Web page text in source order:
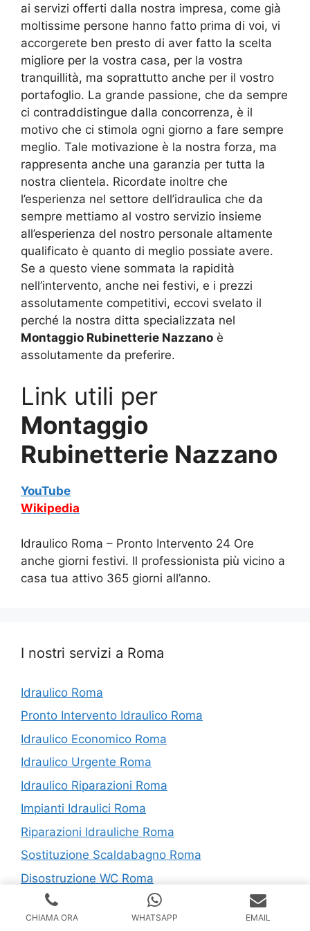
ai servizi offerti dalla nostra impresa, come già
moltissime persone hanno fatto prima di voi, vi
accorgerete ben presto di aver fatto la scelta
migliore per la vostra casa, per la vostra
tranquillità, ma soprattutto anche per il vostro
portafoglio. La grande passione, che da sempre
ci contraddistingue dalla concorrenza, è il
motivo che ci stimola ogni giorno a fare sempre
meglio. Tale motivazione è la nostra forza, ma
rappresenta anche una garanzia per tutta la
nostra clientela. Ricordate inoltre che
l’esperienza nel settore dell’idraulica che da
sempre mettiamo al vostro servizio insieme
all’esperienza del nostro personale altamente
qualificato è quanto di meglio possiate avere.
Se a questo viene sommata la rapidità
nell’intervento, anche nei festivi, e i prezzi
assolutamente competitivi, eccovi svelato il
perché la nostra ditta specializzata nel
Montaggio Rubinetterie Nazzano è
assolutamente da preferire.
Link utili per
Montaggio
Rubinetterie Nazzano
YouTube
Wikipedia
Idraulico Roma – Pronto Intervento 24 Ore
anche giorni festivi. Il professionista più vicino a
casa tua attivo 365 giorni all’anno.
I nostri servizi a Roma
Idraulico Roma
Pronto Intervento Idraulico Roma
Idraulico Economico Roma
Idraulico Urgente Roma
Idraulico Riparazioni Roma
Impianti Idraulici Roma
Riparazioni Idrauliche Roma
Sostituzione Scaldabagno Roma
Disostruzione WC Roma
Montaggio Rubinetterie Roma
Montaggio Sanitari Roma
CHIAMA ORA WHATSAPP EMAIL